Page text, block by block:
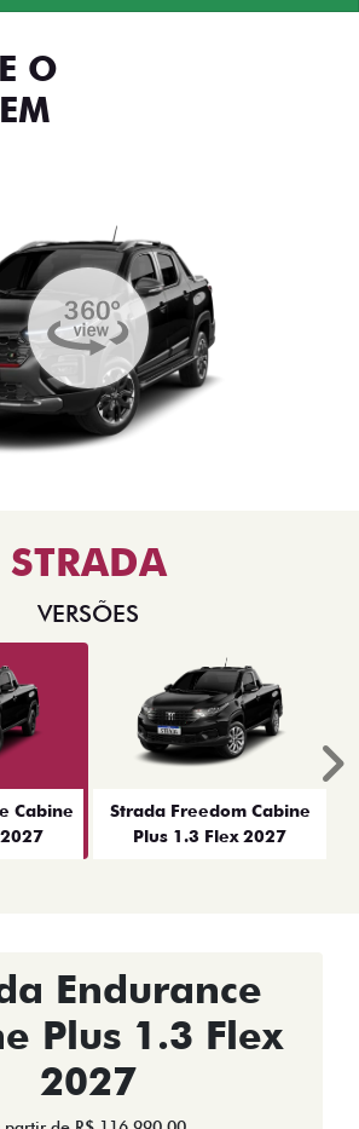
O
STRADA
VERSÕES
Cabine
Strada Freedom Cabine
Plus 1.3 Flex 2027
Endurance
Plus 1.3 Flex
2027